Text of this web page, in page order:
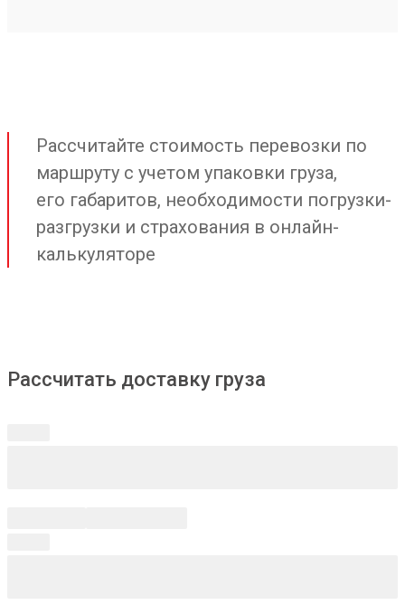
Рассчитайте стоимость перевозки по
маршруту с учетом упаковки груза,
его габаритов, необходимости погрузки-
разгрузки и страхования в онлайн-
калькуляторе
Рассчитать доставку груза